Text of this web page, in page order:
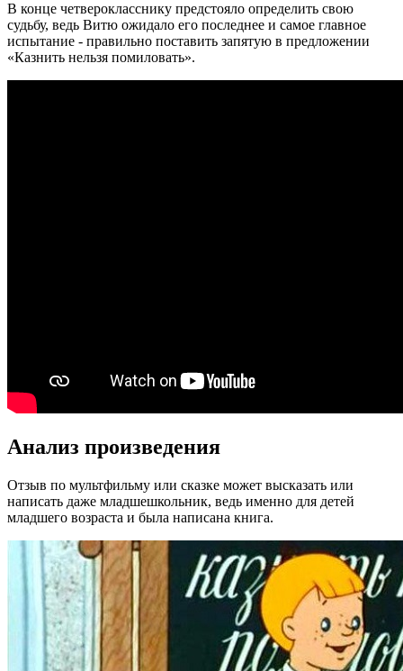
В конце четверокласснику предстояло определить свою
судьбу, ведь Витю ожидало его последнее и самое главное
испытание - правильно поставить запятую в предложении
«Казнить нельзя помиловать».
Анализ произведения
Отзыв по мультфильму или сказке может высказать или
написать даже младшешкольник, ведь именно для детей
младшего возраста и была написана книга.